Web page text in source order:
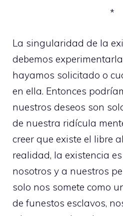
*
La singularidad de la
debemos
hayamos solicitado o
en ella. Entonces
nuestros deseos son
de nuestra ridícula
creer que existe el libre
realidad, la existencia
nosotros y a nuestros
solo nos somete como
de funestos esclavos,